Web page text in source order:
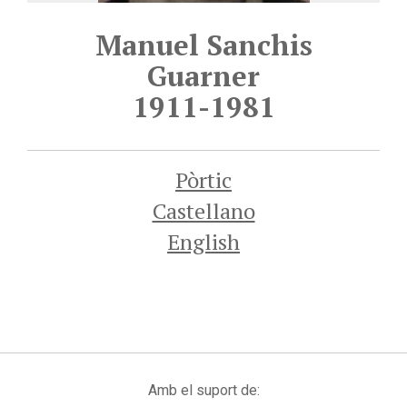
Manuel Sanchis
Guarner
1911-1981
Pòrtic
Castellano
English
Amb el suport de: